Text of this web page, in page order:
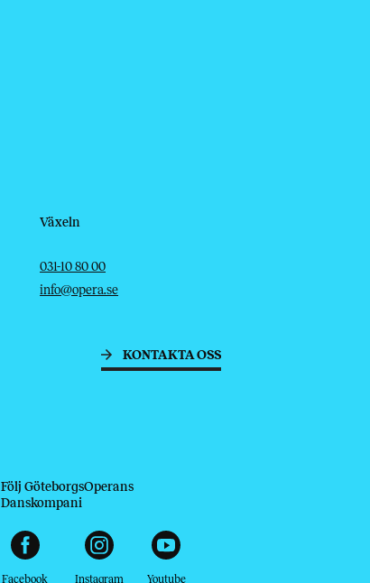
Växeln
Telefon
031-10 80 00
E-post
info@opera.se
KONTAKTA OSS
Följ GöteborgsOperans
Danskompani
Facebook Instagram Youtube